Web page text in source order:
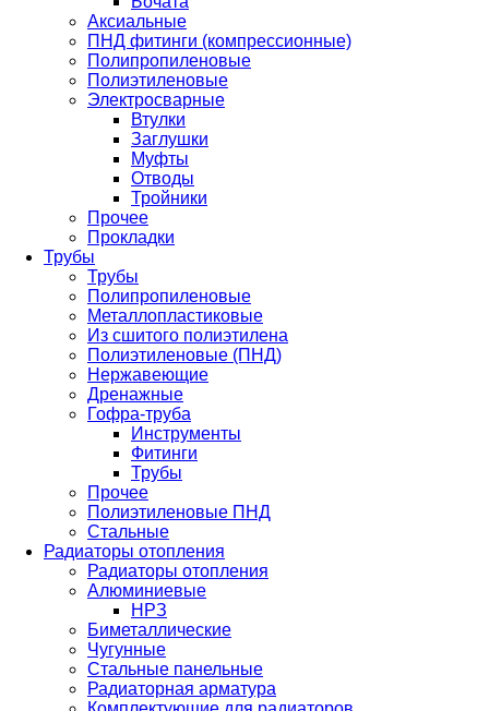
Аксиальные
ПНД фитинги (компрессионные)
Полипропиленовые
Полиэтиленовые
Электросварные
Втулки
Заглушки
Муфты
Отводы
Тройники
Прочее
Прокладки
Трубы
Трубы
Полипропиленовые
Металлопластиковые
Из сшитого полиэтилена
Полиэтиленовые (ПНД)
Нержавеющие
Дренажные
Гофра-труба
Инструменты
Фитинги
Трубы
Прочее
Полиэтиленовые ПНД
Стальные
Радиаторы отопления
Радиаторы отопления
Алюминиевые
НРЗ
Биметаллические
Чугунные
Стальные панельные
Радиаторная арматура